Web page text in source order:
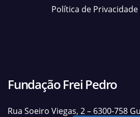
Política de Privacidade
Fundação Frei Pedro
Rua Soeiro Viegas, 2 – 6300-758